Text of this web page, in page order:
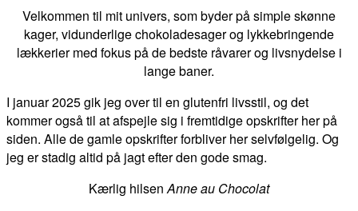
Sidebar
Velkommen til mit univers, som byder på simple skønne
kager, vidunderlige chokoladesager og lykkebringende
lækkerier med fokus på de bedste råvarer og livsnydelse i
lange baner.
I januar 2025 gik jeg over til en glutenfri livsstil, og det
kommer også til at afspejle sig i fremtidige opskrifter her på
siden. Alle de gamle opskrifter forbliver her selvfølgelig. Og
jeg er stadig altid på jagt efter den gode smag.
Kærlig hilsenAnne au Chocolat